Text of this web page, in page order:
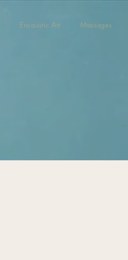
Encaustic Art
Massages